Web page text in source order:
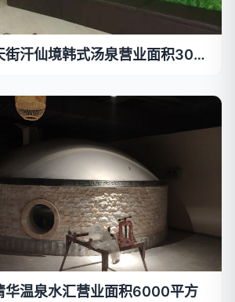
合肥市武里山天街汗仙境韩式汤泉营业面积3000平方
华温泉水汇营业面积6000平方